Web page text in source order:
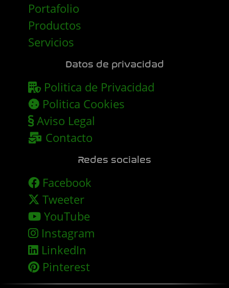
Portafolio
Productos
Servicios
Datos de privacidad
Politica de Privacidad
Politica Cookies
Aviso Legal
Contacto
Redes sociales
Facebook
Tweeter
YouTube
Instagram
LinkedIn
Pinterest